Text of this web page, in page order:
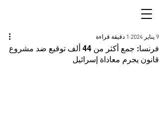
فرنسا: جمع أكثر من 44 ألف توقيع ضد مشروع
قانون يجرم معاداة إسرائيل
9 يناير 2024 1 دقيقة قراءة